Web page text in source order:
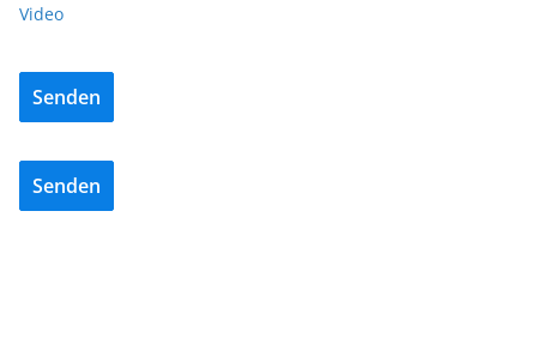
Video
Senden
Senden